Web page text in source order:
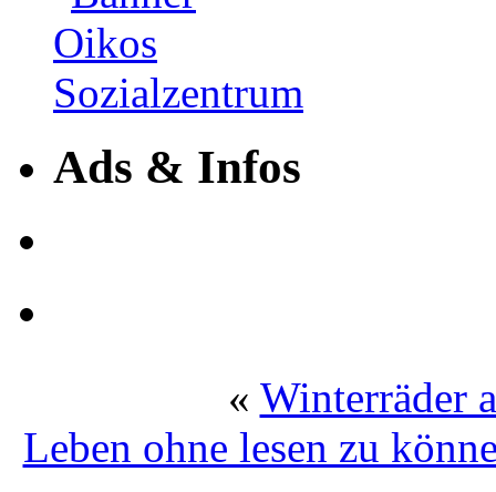
Ads & Infos
« Winterräder
Leben ohne lesen zu